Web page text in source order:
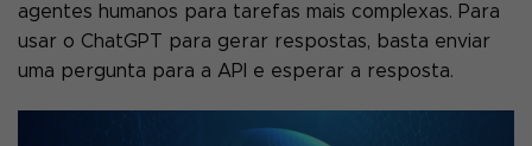
agentes humanos para tarefas mais complexas. Para
usar o ChatGPT para gerar respostas, basta enviar
uma pergunta para a API e esperar a resposta.